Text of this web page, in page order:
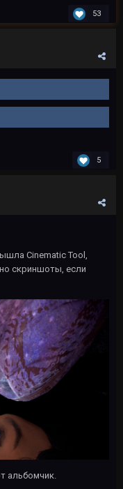
53
5
Cinematic Tool,
скриншоты, если
альбомчик.